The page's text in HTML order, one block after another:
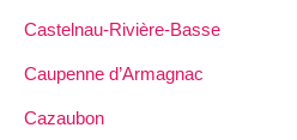
Castelnau-Rivière-Basse
Caupenne d’Armagnac
Cazaubon